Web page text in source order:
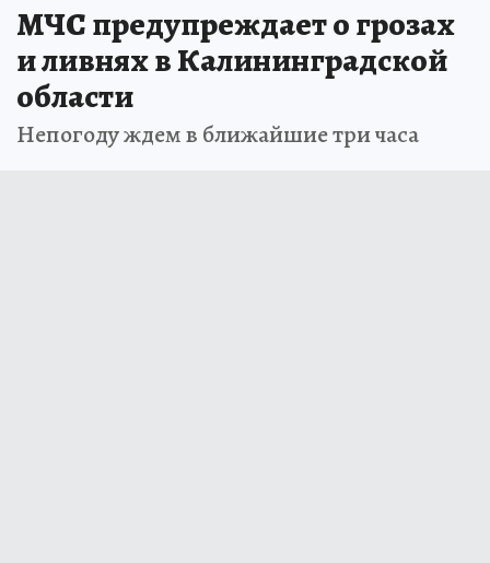
МЧС предупреждает о грозах
и ливнях в Калининградской
области
Непогоду ждем в ближайшие три часа